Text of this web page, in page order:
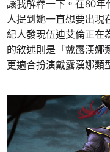
讓我解釋一下。在80
人提到她一直想要出現
紀人發現伍迪艾倫正在
的敘述則是「戴露漢娜
更適合扮演戴露漢娜類